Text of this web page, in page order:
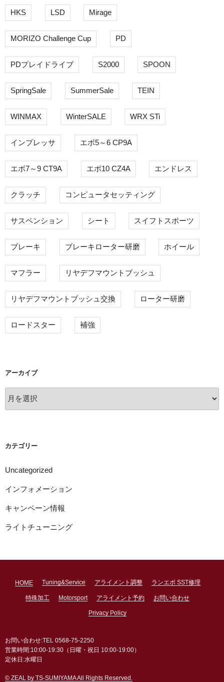
HKS LSD Mirage
MORIZO Challenge Cup PD
PDプレイドライブ S2000 SPOON
SpringSale SummerSale TEIN
WINMAX WinterSALE WRX STi
インプレッサ エボ5～6 CP9A
エボ7～9 CT9A エボ10 CZ4A エンドレス
クラッチ コンピュータセッティング
サスペンション シート スイフトスポーツ
ブレーキ ブレーキローター研磨 ホイール
マフラー リヤデフマウントブッシュ
リヤデフマウントブッシュ交換 ローター研磨
ロードスター 補強
アーカイブ
ー
カテゴリー
Uncategorized
インフォメーション
キャンペーン情報
ライトチューニング
HOME Tuning&Service アライメント調整 ランエボ SST修理
特殊加工 Motorsport アライメント予約 お問い合わせ
Privacy Policy
お問い合わせ:TEL 0568-75-2250
営業時間:10:00-19:30（日曜・祝日 10:00-19:00）
定休日:水曜日
© ZEAL by TS-SUMIYAMA All Rights Reserved.